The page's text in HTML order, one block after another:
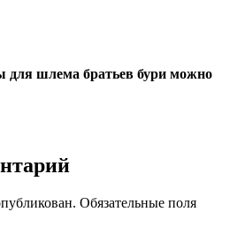
для шлема братьев бури можно
Обязательные поля